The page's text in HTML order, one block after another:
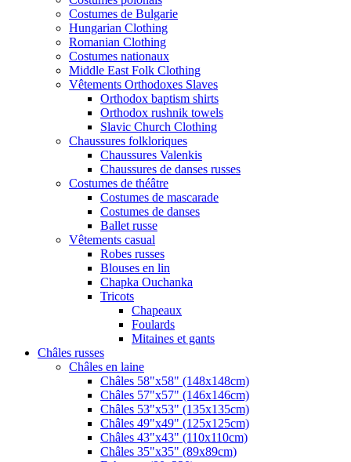
Costumes de Bulgarie
Hungarian Clothing
Romanian Clothing
Costumes nationaux
Middle East Folk Clothing
Vêtements Orthodoxes Slaves
Orthodox baptism shirts
Orthodox rushnik towels
Slavic Church Clothing
Chaussures folkloriques
Chaussures Valenkis
Chaussures de danses russes
Costumes de théâtre
Costumes de mascarade
Costumes de danses
Ballet russe
Vêtements casual
Robes russes
Blouses en lin
Chapka Ouchanka
Tricots
Chapeaux
Foulards
Mitaines et gants
Châles russes
Châles en laine
Châles 58"x58" (148x148cm)
Châles 57"x57" (146x146cm)
Châles 53"x53" (135x135cm)
Châles 49"x49" (125x125cm)
Châles 43"x43" (110x110cm)
Châles 35"x35" (89x89cm)